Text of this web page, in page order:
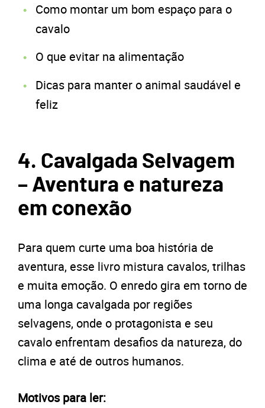
Como montar um bom espaço para o
cavalo
O que evitar na alimentação
Dicas para manter o animal saudável e
feliz
4. Cavalgada Selvagem
– Aventura e natureza
em conexão
Para quem curte uma boa história de
aventura, esse livro mistura cavalos, trilhas
e muita emoção. O enredo gira em torno de
uma longa cavalgada por regiões
selvagens, onde o protagonista e seu
cavalo enfrentam desafios da natureza, do
clima e até de outros humanos.
Motivos para ler: